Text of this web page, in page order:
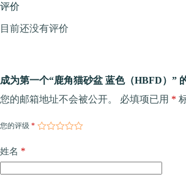
评价
目前还没有评价
成为第一个“鹿角猫砂盆 蓝色（HBFD）”
您的邮箱地址不会被公开。
必填项已用 *
您的评级 *
姓名 *